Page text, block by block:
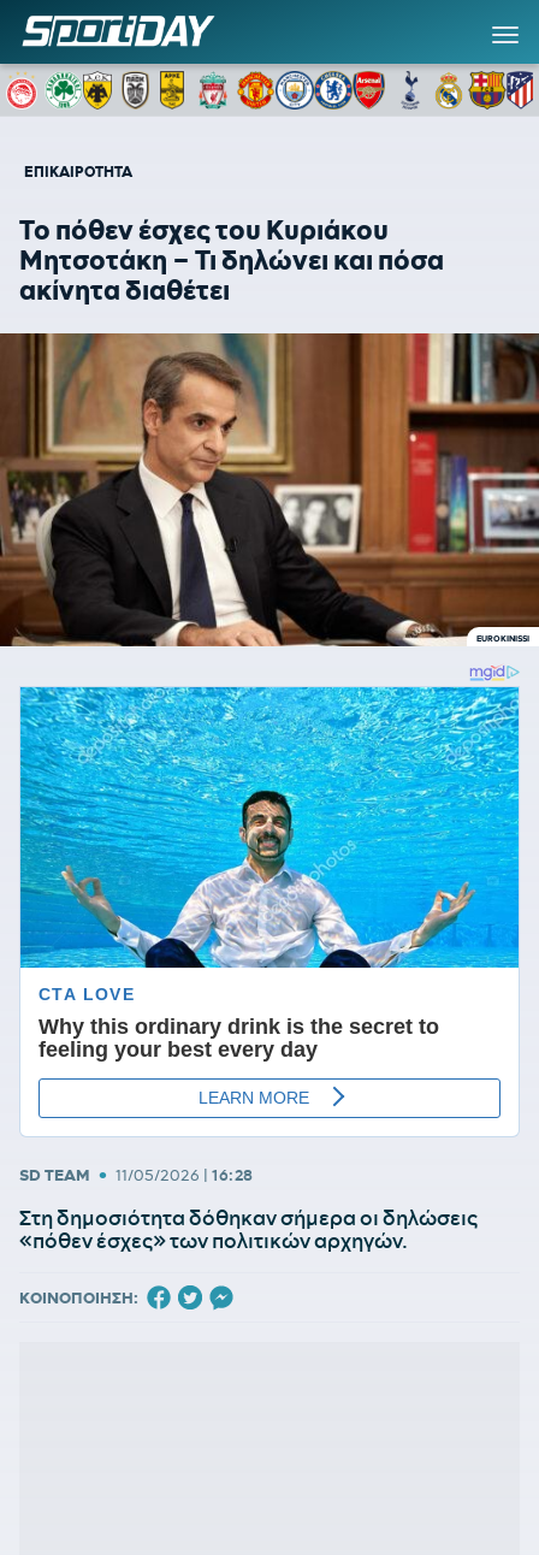
ΕΠΙΚΑΙΡΟΤΗΤΑ
Το πόθεν έσχες του Κυριάκου
Μητσοτάκη – Τι δηλώνει και πόσα
ακίνητα διαθέτει
EUROKINISSI
SD TEAM • 11/05/2026 | 16:28
Στη δημοσιότητα δόθηκαν σήμερα οι δηλώσεις
«πόθεν έσχες» των πολιτικών αρχηγών.
ΚΟΙΝΟΠΟΙΗΣΗ: